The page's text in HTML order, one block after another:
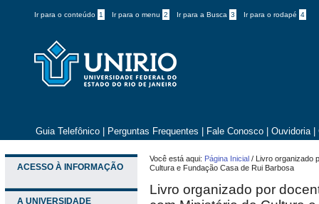
Ir para o conteúdo 1 Ir para o menu 2 Ir para a Busca 3 Ir para o rodapé 4
Guia Telefônico Perguntas Frequentes Fale Conosco Ouvidoria
ACESSO À INFORMAÇÃO
A UNIVERSIDADE
Você está aqui: Página Inicial / Livro organizado
Cultura e Fundação Casa de Rui Barbosa
Livro organizado por